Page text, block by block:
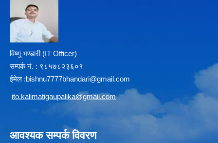
विष्णु भण्डारी (IT Officer)
सम्पर्क न‌ं. : ९८५७८२३६०१
ईमेल :bishnu7777bhandari@gmail.com
ito.kalimatigaupalika@gmail.com
आवश्यक सम्पर्क विवरण